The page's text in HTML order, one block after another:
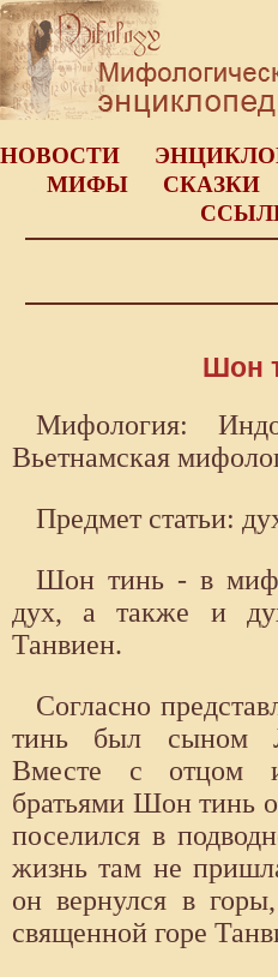
НОВОСТИ
МИФЫ
СКАЗКИ
Шон
Мифология:
Вьетнамская
Предмет статьи:
Шон тинь - в
дух, а также и
Танвиен.
Согласно
тинь был сыном
Вместе с отцом
братьями Шон тинь
поселился в
жизнь там не
он вернулся в
священной горе